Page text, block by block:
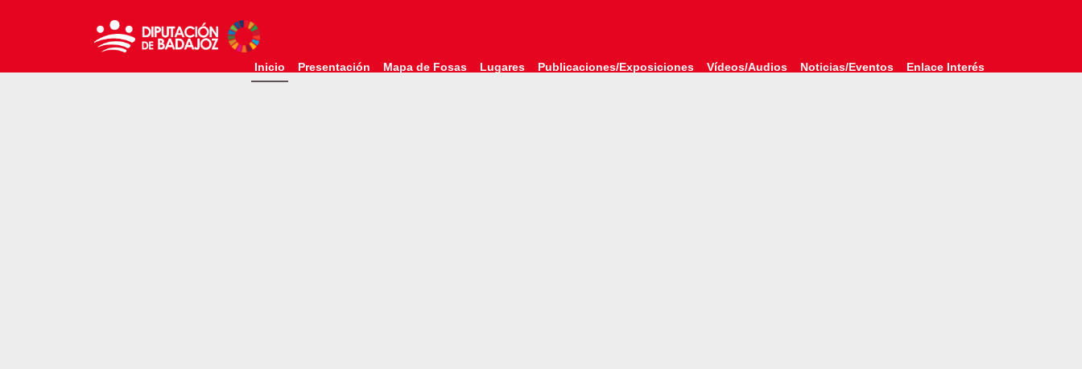
Inicio Presentación Mapa de Fosas Lugares Publicaciones/Exposiciones Vídeos/Audios Noticias/Eventos Enlace Interés